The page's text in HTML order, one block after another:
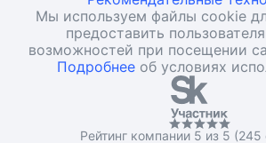
Мы используем файлы cookie
предоставить
возможностей при посещении
Подробнее об условиях
Рейтинг компании 5 из 5 (245